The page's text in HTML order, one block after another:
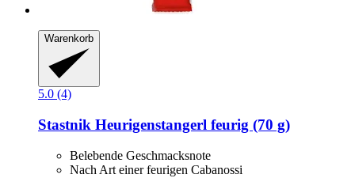
Warenkorb
5.0 (4)
Stastnik Heurigenstangerl feurig (70 g)
Belebende Geschmacksnote
Nach Art einer feurigen Cabanossi